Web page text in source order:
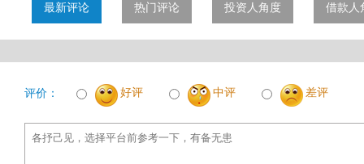
最新评论 热门评论 投资人角度 借款人
评价： 好评 中评 差评